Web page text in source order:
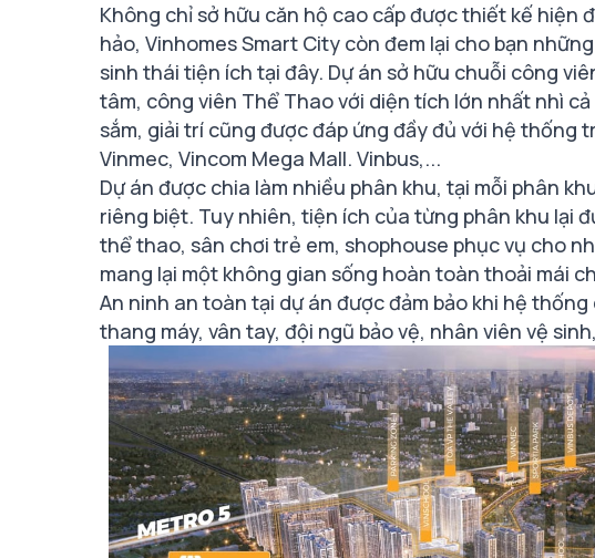
Không chỉ sở hữu căn hộ cao cấp được thiết kế hiện
hảo, Vinhomes Smart City còn đem lại cho bạn
sinh thái tiện ích tại đây. Dự án sở hữu chuỗi công
tâm, công viên Thể Thao với diện tích lớn nhất nhì
sắm, giải trí cũng được đáp ứng đầy đủ với hệ thống
Vinmec, Vincom Mega Mall. Vinbus,...
Dự án được chia làm nhiều phân khu, tại mỗi phân
riêng biệt. Tuy nhiên, tiện ích của từng phân khu lại
thể thao, sân chơi trẻ em, shophouse phục vụ cho
mang lại một không gian sống hoàn toàn thoải mái
An ninh an toàn tại dự án được đảm bảo khi hệ
thang máy, vân tay, đội ngũ bảo vệ, nhân viên vệ